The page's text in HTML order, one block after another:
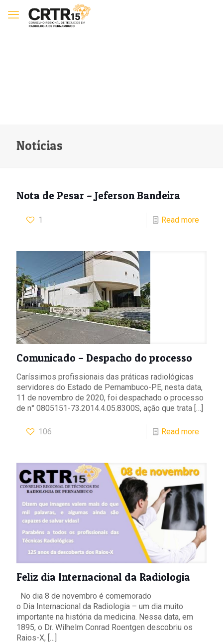
Notícias
Nota de Pesar – Jeferson Bandeira
1 Read more
Comunicado – Despacho do processo
Caríssimos profissionais das práticas radiológicas
servidores do Estado de Pernambuco-PE, nesta data,
11 de novembro de 2020, foi despachado o processo
de n° 0805151-73.2014.4.05.8300S, ação que trata […]
106 Read more
Feliz dia Internacional da Radiologia
No dia 8 de novembro é comemorado
o Dia Internacional da Radiologia – um dia muito
importante na história da medicina. Nessa data, em
1895, o Dr. Wilhelm Conrad Roentgen descobriu os
Raios-X, […]